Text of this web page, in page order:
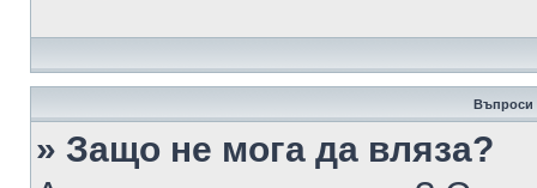
Въпроси
» Защо не мога да вляза?